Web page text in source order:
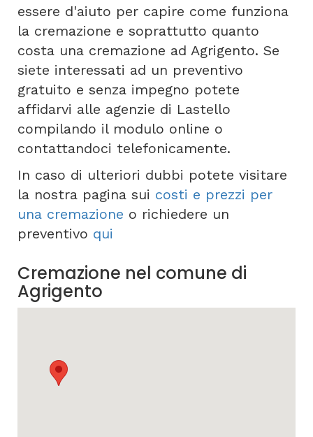
essere d'aiuto per capire come funziona
la cremazione e soprattutto quanto
costa una cremazione ad Agrigento. Se
siete interessati ad un preventivo
gratuito e senza impegno potete
affidarvi alle agenzie di Lastello
compilando il modulo online o
contattandoci telefonicamente.
In caso di ulteriori dubbi potete visitare
la nostra pagina sui costi e prezzi per
una cremazione o richiedere un
preventivo qui
Cremazione nel comune di
Agrigento